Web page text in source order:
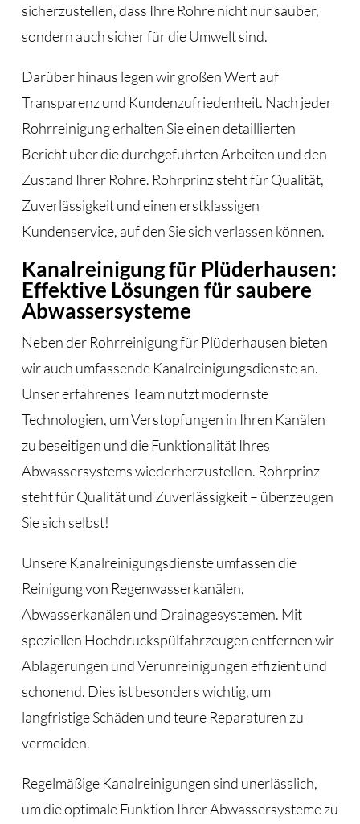
sicherzustellen, dass Ihre Rohre nicht nur sauber,
sondern auch sicher für die Umwelt sind.
Darüber hinaus legen wir großen Wert auf
Transparenz und Kundenzufriedenheit. Nach jeder
Rohrreinigung erhalten Sie einen detaillierten
Bericht über die durchgeführten Arbeiten und den
Zustand Ihrer Rohre. Rohrprinz steht für Qualität,
Zuverlässigkeit und einen erstklassigen
Kundenservice, auf den Sie sich verlassen können.
Kanalreinigung für Plüderhausen:
Effektive Lösungen für saubere
Abwassersysteme
Neben der Rohrreinigung für Plüderhausen bieten
wir auch umfassende Kanalreinigungsdienste an.
Unser erfahrenes Team nutzt modernste
Technologien, um Verstopfungen in Ihren Kanälen
zu beseitigen und die Funktionalität Ihres
Abwassersystems wiederherzustellen. Rohrprinz
steht für Qualität und Zuverlässigkeit – überzeugen
Sie sich selbst!
Unsere Kanalreinigungsdienste umfassen die
Reinigung von Regenwasserkanälen,
Abwasserkanälen und Drainagesystemen. Mit
speziellen Hochdruckspülfahrzeugen entfernen wir
Ablagerungen und Verunreinigungen effizient und
schonend. Dies ist besonders wichtig, um
langfristige Schäden und teure Reparaturen zu
vermeiden.
Regelmäßige Kanalreinigungen sind unerlässlich,
um die optimale Funktion Ihrer Abwassersysteme zu